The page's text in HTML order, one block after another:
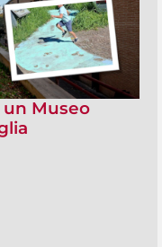
un Museo